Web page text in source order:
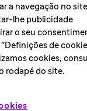
sua
no Brasil, 23%
raciais têm maior
por um
em geral¹.
a navegação no
lhe publicidade
o seu
de
cookies,
rodapé do site.